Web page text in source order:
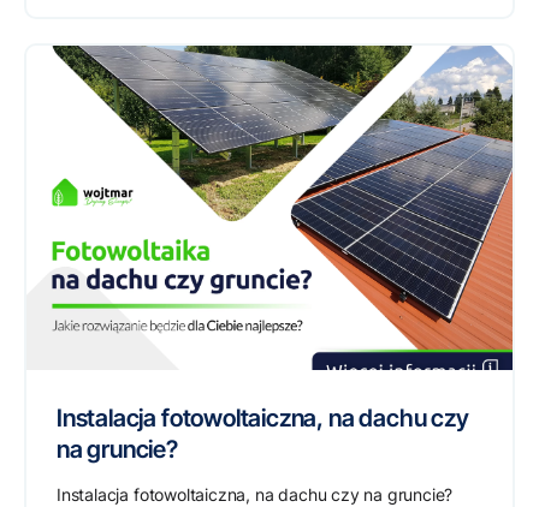
Instalacja fotowoltaiczna, na dachu czy
na gruncie?
Instalacja fotowoltaiczna, na dachu czy na gruncie?